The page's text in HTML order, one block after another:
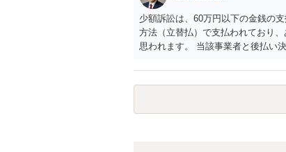
場合には、チケット引渡し以外に
は「当事者の合理的意思」がどこ
問題なので、弁護士によっても回
少額訴訟は、60万円以下の金銭の
方法（立替払）で支払われており
思われます。 当該事業者と後払い
書を送り、もし訴訟や支払督促を
思います。弁護士会の相談センタ